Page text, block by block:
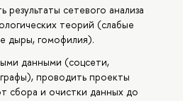
результаты сетевого анализа
теорий (слабые
дыры, гомофилия).
данными (соцсети,
проводить проекты
сбора и очистки данных до